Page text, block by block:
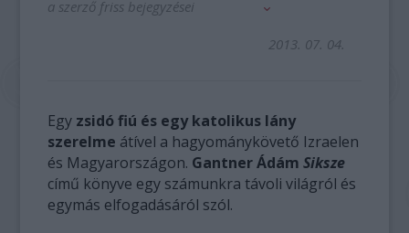
a szerző friss bejegyzései
2013. 07. 04.
Egy zsidó fiú és egy katolikus lány
szerelme átível a hagyománykövető Izraelen
és Magyarországon. Gantner ÁdámSiksze
című könyve egy számunkra távoli világról és
egymás elfogadásáról szól.